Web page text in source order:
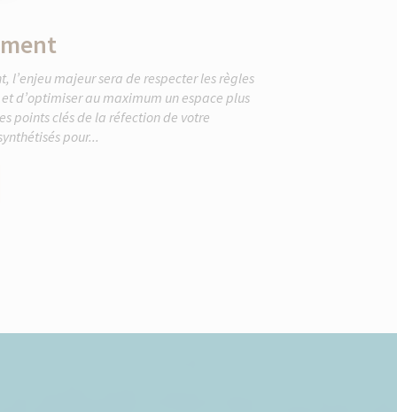
l’enjeu majeur sera de respecter les règles
d’optimiser au maximum un espace plus
points clés de la réfection de votre
pour...